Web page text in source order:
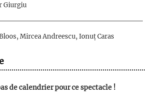
Giurgiu
Mircea Andreescu, Ionuț Caras
de calendrier pour ce spectacle !